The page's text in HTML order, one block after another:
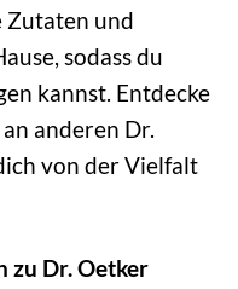
Zutaten und
sodass du
kannst. Entdecke
anderen Dr.
von der Vielfalt
zu Dr. Oetker